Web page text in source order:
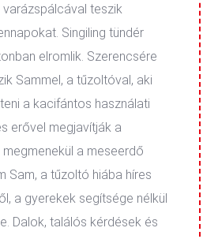
varázspálcával teszik
Singiling tündér
elromlik. Szerencsére
Sammel, a tűzoltóval, aki
a kacifántos használati
erővel megjavítják a
a meseerdő
Sam, a tűzoltó hiába híres
a gyerekek segítsége nélkül
Dalok, találós kérdések és